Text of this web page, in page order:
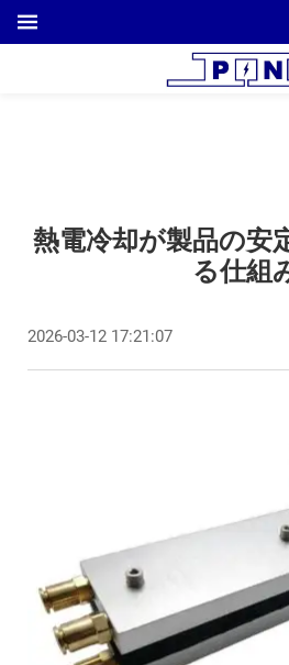
熱電冷却が製品の安
る仕組
2026-03-12 17:21:07